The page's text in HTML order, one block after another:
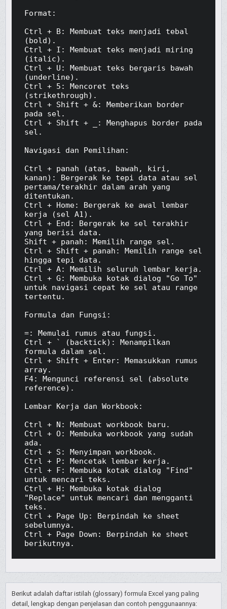
Format:
Ctrl + B: Membuat teks menjadi tebal
(bold).
Ctrl + I: Membuat teks menjadi miring
(italic).
Ctrl + U: Membuat teks bergaris bawah
(underline).
Ctrl + 5: Mencoret teks
(strikethrough).
Ctrl + Shift + &: Memberikan border
pada sel.
Ctrl + Shift + _: Menghapus border pada
sel.
Navigasi dan Pemilihan:
Ctrl + panah (atas, bawah, kiri,
kanan): Bergerak ke tepi data atau sel
pertama/terakhir dalam arah yang
ditentukan.
Ctrl + Home: Bergerak ke awal lembar
kerja (sel A1).
Ctrl + End: Bergerak ke sel terakhir
yang berisi data.
Shift + panah: Memilih range sel.
Ctrl + Shift + panah: Memilih range sel
hingga tepi data.
Ctrl + A: Memilih seluruh lembar kerja.
Ctrl + G: Membuka kotak dialog "Go To"
untuk navigasi cepat ke sel atau range
tertentu.
Formula dan Fungsi:
=: Memulai rumus atau fungsi.
Ctrl + ` (backtick): Menampilkan
formula dalam sel.
Ctrl + Shift + Enter: Memasukkan rumus
array.
F4: Mengunci referensi sel (absolute
reference).
Lembar Kerja dan Workbook:
Ctrl + N: Membuat workbook baru.
Ctrl + O: Membuka workbook yang sudah
ada.
Ctrl + S: Menyimpan workbook.
Ctrl + P: Mencetak lembar kerja.
Ctrl + F: Membuka kotak dialog "Find"
untuk mencari teks.
Ctrl + H: Membuka kotak dialog
"Replace" untuk mencari dan mengganti
teks.
Ctrl + Page Up: Berpindah ke sheet
sebelumnya.
Ctrl + Page Down: Berpindah ke sheet
berikutnya.
Berikut adalah daftar istilah (glossary) formula Excel yang paling
detail, lengkap dengan penjelasan dan contoh penggunaannya: